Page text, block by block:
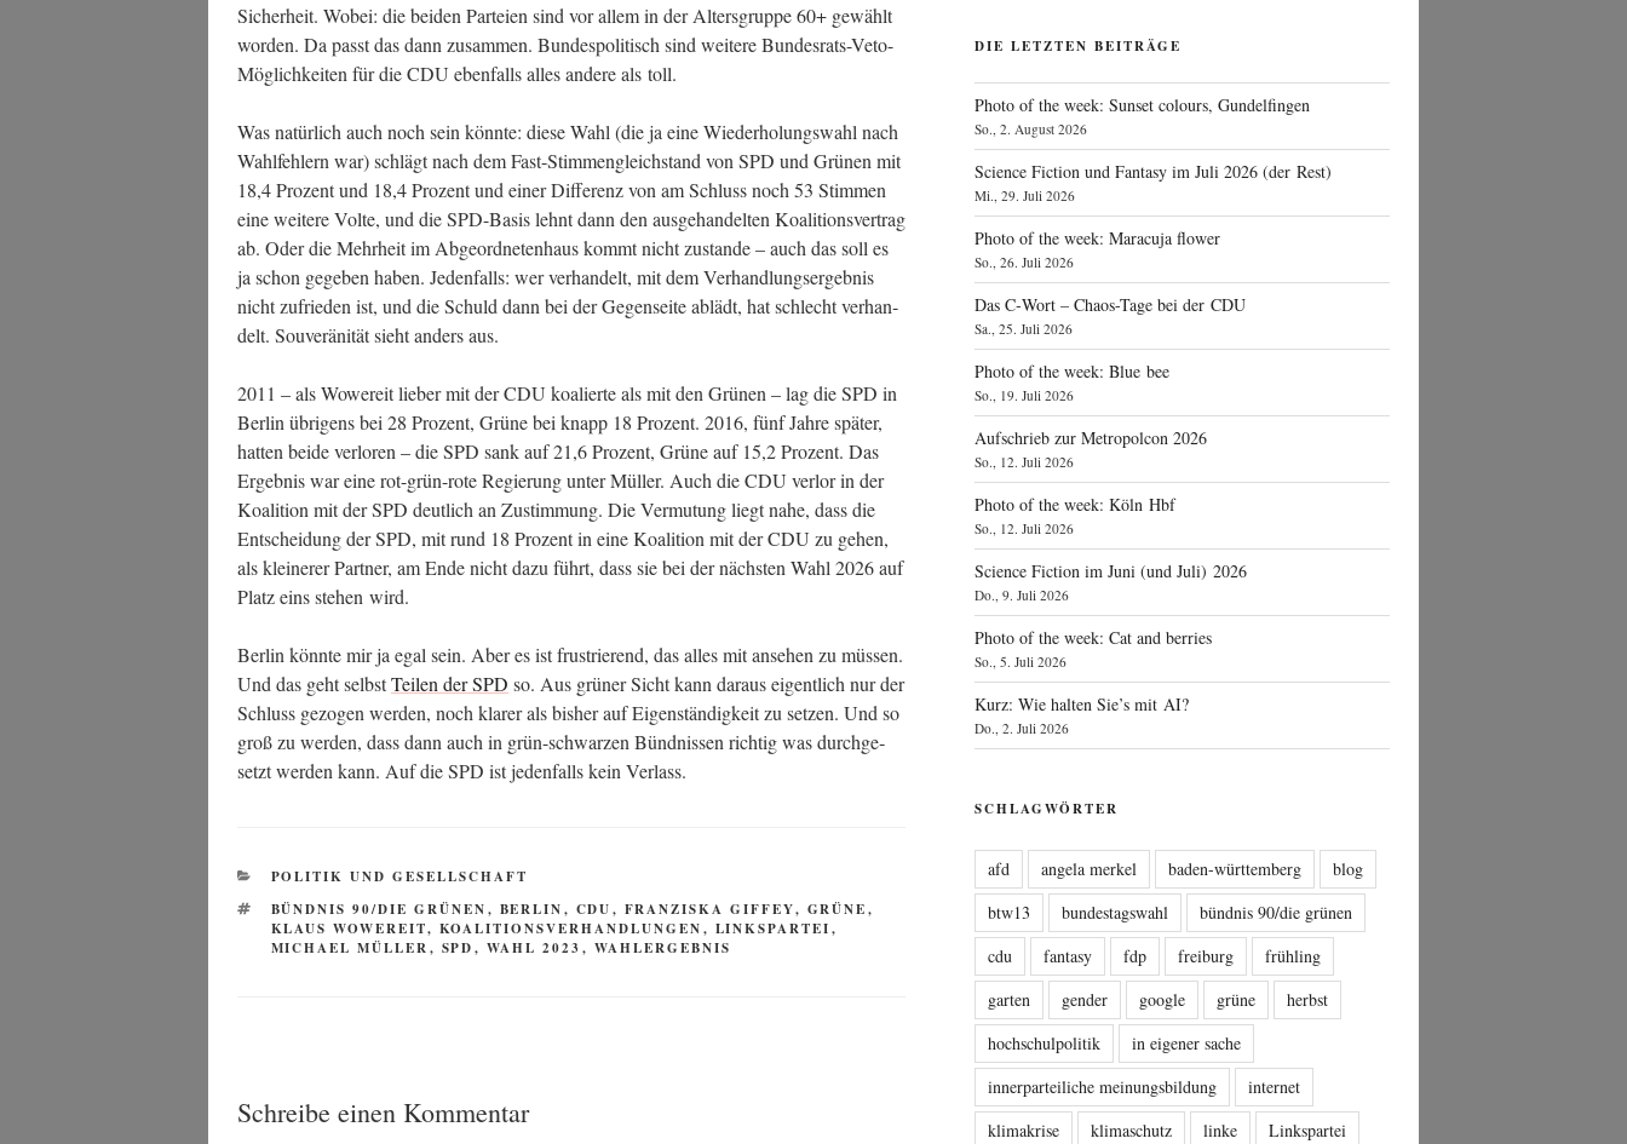
Sicher­heit. Wobei: die bei­den Par­tei­en sind vor allem in der Alters­grup­pe 60+ gewählt
wor­den. Da passt das dann zusam­men. Bun­des­po­li­tisch sind wei­te­re Bun­des­rats-Veto-
Mög­lich­kei­ten für die CDU eben­falls alles ande­re als toll.
Was natür­lich auch noch sein könn­te: die­se Wahl (die ja eine Wie­der­ho­lungs­wahl nach
Wahl­feh­lern war) schlägt nach dem Fast-Stim­men­gleich­stand von SPD und Grü­nen mit
18,4 Pro­zent und 18,4 Pro­zent und einer Dif­fe­renz von am Schluss noch 53 Stim­men
eine wei­te­re Vol­te, und die SPD-Basis lehnt dann den aus­ge­han­del­ten Koali­ti­ons­ver­trag
ab. Oder die Mehr­heit im Abge­ord­ne­ten­haus kommt nicht zustan­de – auch das soll es
ja schon gege­ben haben. Jeden­falls: wer ver­han­delt, mit dem Ver­hand­lungs­er­geb­nis
nicht zufrie­den ist, und die Schuld dann bei der Gegen­sei­te ablädt, hat schlecht ver­han­
delt. Sou­ve­rä­ni­tät sieht anders aus.
2011 – als Wowe­reit lie­ber mit der CDU koalier­te als mit den Grü­nen – lag die SPD in
Ber­lin übri­gens bei 28 Pro­zent, Grü­ne bei knapp 18 Pro­zent. 2016, fünf Jah­re spä­ter,
hat­ten bei­de ver­lo­ren – die SPD sank auf 21,6 Pro­zent, Grü­ne auf 15,2 Pro­zent. Das
Ergeb­nis war eine rot-grün-rote Regie­rung unter Mül­ler. Auch die CDU ver­lor in der
Koali­ti­on mit der SPD deut­lich an Zustim­mung. Die Ver­mu­tung liegt nahe, dass die
Ent­schei­dung der SPD, mit rund 18 Pro­zent in eine Koali­ti­on mit der CDU zu gehen,
als klei­ne­rer Part­ner, am Ende nicht dazu führt, dass sie bei der nächs­ten Wahl 2026 auf
Platz eins ste­hen wird.
Ber­lin könn­te mir ja egal sein. Aber es ist frus­trie­rend, das alles mit anse­hen zu müs­sen.
Und das geht selbstTei­len der SPD so. Aus grü­ner Sicht kann dar­aus eigent­lich nur der
Schluss gezo­gen wer­den, noch kla­rer als bis­her auf Eigen­stän­dig­keit zu set­zen. Und so
groß zu wer­den, dass dann auch in grün-schwar­zen Bünd­nis­sen rich­tig was durch­ge­
setzt wer­den kann. Auf die SPD ist jeden­falls kein Verlass.
KATEGORIEN
POLITIK UND GESELLSCHAFT
SCHLAGWÖRTER
BÜNDNIS 90/DIE GRÜNEN, BERLIN, CDU, FRANZISKA GIFFEY, GRÜNE,
KLAUS WOWEREIT, KOALITIONSVERHANDLUNGEN, LINKSPARTEI,
MICHAEL MÜLLER, SPD, WAHL 2023 , WAHLERGEBNIS
Schreibe einen Kommentar
DIE LETZTEN BEITRÄGE
Photo of the week: Sunset colours, Gundelfingen
So., 2. August 2026
Science Fiction und Fantasy im Juli 2026 (der Rest)
Mi., 29. Juli 2026
Photo of the week: Maracuja flower
So., 26. Juli 2026
Das C‑Wort – Chaos-Tage bei der CDU
Sa., 25. Juli 2026
Photo of the week: Blue bee
So., 19. Juli 2026
Aufschrieb zur Metropolcon 2026
So., 12. Juli 2026
Photo of the week: Köln Hbf
So., 12. Juli 2026
Science Fiction im Juni (und Juli) 2026
Do., 9. Juli 2026
Photo of the week: Cat and berries
So., 5. Juli 2026
Kurz: Wie halten Sie’s mit AI?
Do., 2. Juli 2026
SCHLAGWÖRTER
afd angela merkel baden-württemberg
blog
btw13
bundestagswahl
bündnis 90/die grünen
cdu
fantasy fdp freiburg
frühling
garten
gender google grüne
herbst
hochschulpolitik
in eigener sache
innerparteiliche meinungsbildung
internet
klimakrise
klimaschutz linke
Linkspartei